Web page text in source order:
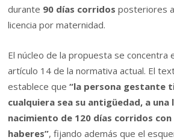
durante 90 días corridos posteriores
licencia por maternidad.
El núcleo de la propuesta se concentra
artículo 14 de la normativa actual. El
establece que“la persona gestante
cualquiera sea su antigüedad, a una
nacimiento de 120 días corridos
haberes”, fijando además que el